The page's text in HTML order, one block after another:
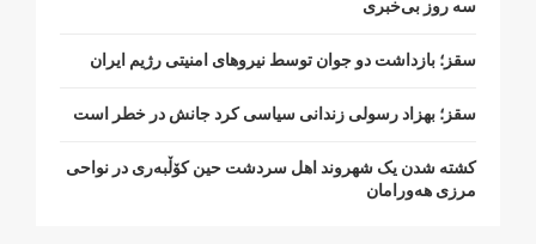
سە روز بی‌خبری
سقز؛ بازداشت دو جوان توسط نیروهای امنیتی رژیم ایران
سقز؛ بهزاد رسولی زندانی سیاسی کرد جانش در خطر است
کشتە شدن یک شهروند اهل سردشت حین کۆڵبەری در نواحی
مرزی هەورامان